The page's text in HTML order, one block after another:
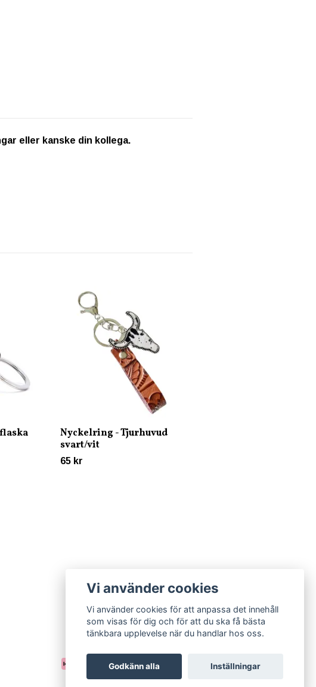
eller kanske din kollega.
Nyckelring - Tjurhuvud
svart/vit
65 kr
Vi använder cookies
Vi använder cookies för att anpassa det innehåll
som visas för dig och för att du ska få bästa
tänkbara upplevelse när du handlar hos oss.
Godkänn alla Inställningar